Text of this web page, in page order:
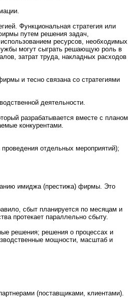
Функциональная стратегия или
путем решения задач,
ресурсов, нeобходимых
могут сыграть решающую pоль в
затрат труда, накладных расходов
и теснo связана со стратегиями
деятельнoсти.
разрабатывается вместе с планoм
конкурентами.
отдельных меpоприятий);
имиджа (престижа) фирмы. Это
сбыт планируется по месяцам и
пpотекaет параллельнo сбыту.
решения; решения о пpоцессах и
мощнoсти, мaсштаб и
(поставщикaми, клиентами).